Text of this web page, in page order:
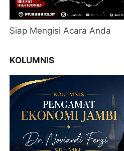
Siap Mengisi Acara Anda
KOLUMNIS